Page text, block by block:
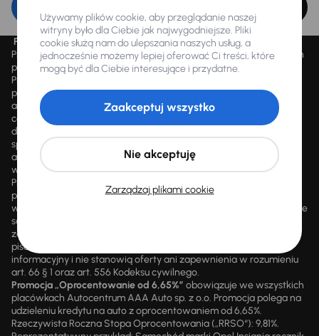
Promocja „Letnie przeceny aż 1500 aut”
Promocja „Letnie przeceny aż 1500 aut” obowiązuje we wszystkich
placówkach Autocentrum AAA AUTO Sp. z o.o. („AAA AUTO”).
Promocja polega na możliwości nabycia wybranych pojazdów
przecenionych, wskazanych w serwisie internetowym
aaaauto.pl/promocja, ze zniżką uwidocznioną w prezentowanej
cenie. Zniżka jest obliczana jako różnica pomiędzy najniższą ceną
danego pojazdu z 30 dni przed obniżką a jego aktualną ceną
sprzedaży. Liczba samochodów objętych promocją jest zmienna i
aktualizowana na bieżąco; średnia liczba dostępnych pojazdów
wynosi około 1500, a nowe auta są dodawane każdego dnia.
Promocji nie można łączyć z innymi aktualnie obowiązującymi
promocjami ani rabatami, ani dochodzić do niej prawa z mocą
wsteczną. Szczegółowe informacje o zasadach promocji udzielane
są przez upoważnionych pracowników AAA AUTO. AAA AUTO
zastrzega sobie prawo do zawarcia umowy wyłącznie w formie
pisemnej. Prezentowane informacje mają charakter wyłącznie
informacyjny i nie stanowią oferty ani zapewnienia w rozumieniu
art. 66 § 1 oraz art. 556 Kodeksu cywilnego.
Promocja „Oprocentowanie od 6,65%” obowiązuje we wszystkich
placówkach Autocentrum AAA Auto sp. z o.o. Promocja polega na
udzieleniu kredytu na auto z oprocentowaniem od 6,65%.
Rzeczywista Roczna Stopa Oprocentowania („RRSO“): 9,81%.
Używamy plików cookie, aby przeglądanie naszej
witryny było dla Ciebie jak najwygodniejsze. Pliki
cookie służą nam do ulepszania naszych usług, a
jednocześnie możemy lepiej oferować Ci treści, które
mogą być dla Ciebie interesujące i przydatne.
Zarządzaj plikami cookie
Nie akceptuję
Zaakceptuj wszystko